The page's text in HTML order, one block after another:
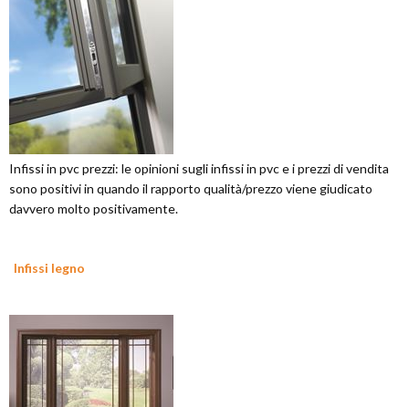
Infissi in pvc prezzi: le opinioni sugli infissi in pvc e i prezzi di vendita
sono positivi in quando il rapporto qualità/prezzo viene giudicato
davvero molto positivamente.
Infissi legno